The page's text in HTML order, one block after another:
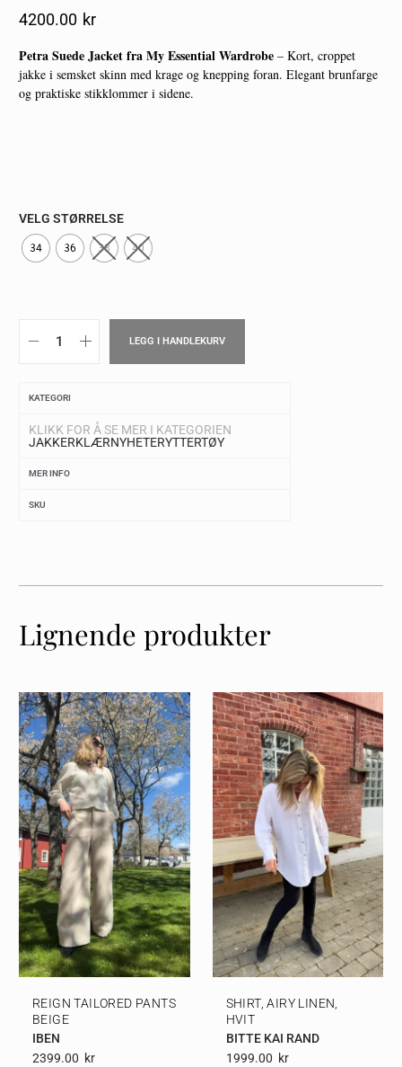
4200.00 Kr
Petra Suede Jacket fra My Essential Wardrobe – Kort, croppet
jakke i semsket skinn med krage og knepping foran. Elegant brunfarge
og praktiske stikklommer i sidene.
VELG STØRRELSE
34 36 38 40
LEGG I HANDLEKURV
KATEGORI
KLIKK FOR Å SE MER I KATEGORIEN
JAKKERKLÆRNYHETERYTTERTØY
MER INFO
SKU
Lignende produkter
REIGN TAILORED PANTS
BEIGE
IBEN
2399.00 Kr
SHIRT, AIRY LINEN,
HVIT
BITTE KAI RAND
1999.00 Kr